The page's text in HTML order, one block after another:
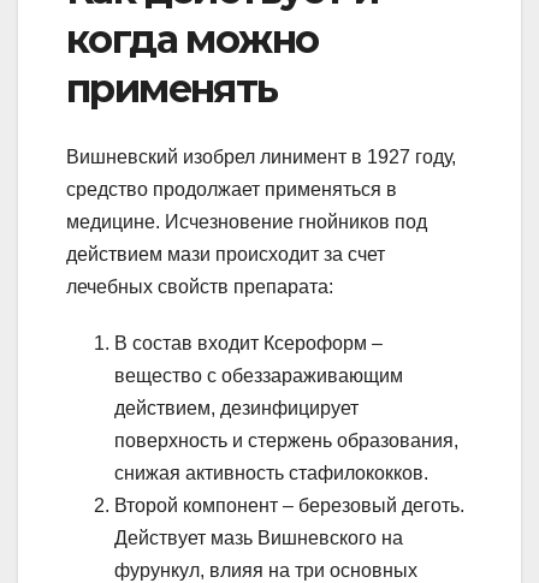
когда можно
применять
Вишневский изобрел линимент в 1927 году,
средство продолжает применяться в
медицине. Исчезновение гнойников под
действием мази происходит за счет
лечебных свойств препарата:
В состав входит Ксероформ –
вещество с обеззараживающим
действием, дезинфицирует
поверхность и стержень образования,
снижая активность стафилококков.
Второй компонент – березовый деготь.
Действует мазь Вишневского на
фурункул, влияя на три основных